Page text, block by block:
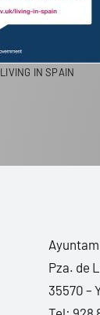
LIVING IN SPAIN
Pza. de
35570 –